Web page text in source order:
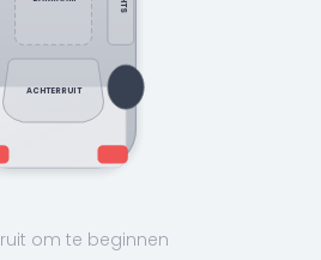
ACHTERRUIT
om te beginnen